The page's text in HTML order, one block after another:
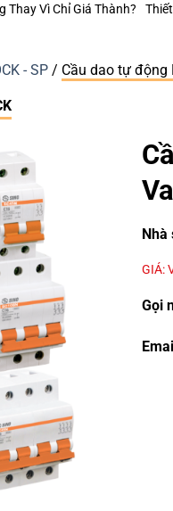
bị điện Nanoco – Vì sao
- SP / Cầu dao tự động
Nhà
GIÁ:
Gọi